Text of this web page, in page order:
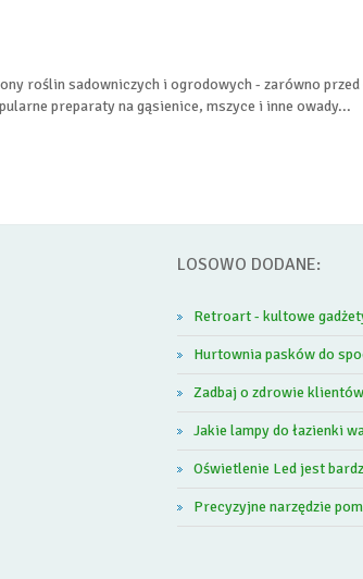
roślin sadowniczych i ogrodowych - zarówno
preparaty na gąsienice, mszyce i inne owady...
LOSOWO DODANE:
Retroart - kultowe
Hurtownia pasków do
Zadbaj o zdrowie klientów
Jakie lampy do łazienki
Oświetlenie Led jest
Precyzyjne narzędzie